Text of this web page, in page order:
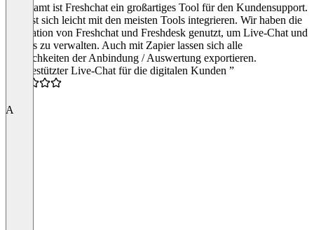
Insgesamt ist Freshchat ein großartiges Tool für den Kundensupport.
Es lässt sich leicht mit den meisten Tools integrieren. Wir haben die
Integration von Freshchat und Freshdesk genutzt, um Live-Chat und
Tickets zu verwalten. Auch mit Zapier lassen sich alle
Möglichkeiten der Anbindung / Auswertung exportieren.
“KI-gestützter Live-Chat für die digitalen Kunden ”
A